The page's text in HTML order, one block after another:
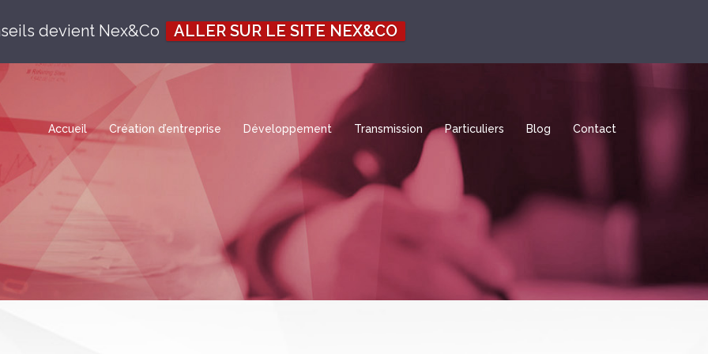
devient Nex&Co ALLER SUR LE SITE NEX&CO
Accueil Création d’entreprise Développement Transmission Particuliers Blog Contact